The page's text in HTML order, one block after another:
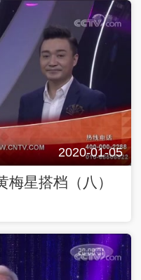
2020-01-05
梅星搭档（八）